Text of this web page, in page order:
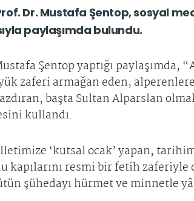
Dr. Mustafa Şentop, sosyal
paylaşımda bulundu.
Şentop yaptığı paylaşımda,
zaferi armağan eden,
başta Sultan Alparslan
kullandı.
‘kutsal ocak’ yapan,
kapılarını resmi bir fetih
şühedayı hürmet ve minnetle